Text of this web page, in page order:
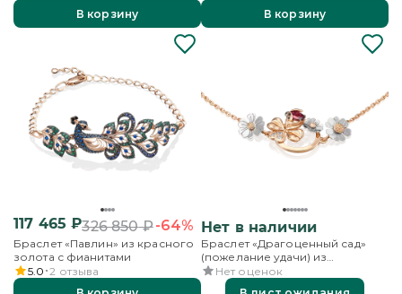
В корзину
В корзину
117 465 ₽326 850₽-64%
Браслет «Павлин» из красного
золота с фианитами
5.0 2 отзыва
Нет в наличии
Браслет «Драгоценный сад»
(пожелание удачи) из
комбинированного золота с
гранатом, бесцветными
Нет оценок